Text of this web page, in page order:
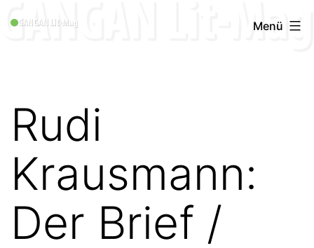
GANGAN
2019
Menü
Rudi
Krausmann:
Der Brief /